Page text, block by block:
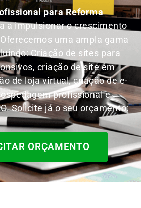
para Reforma
a impulsionar o crescimento
uma ampla gama
Criação de sites para
criação de site em
de loja virtual, criação de e-
profissional e
Solicite já o seu orçamento:
ORÇAMENTO